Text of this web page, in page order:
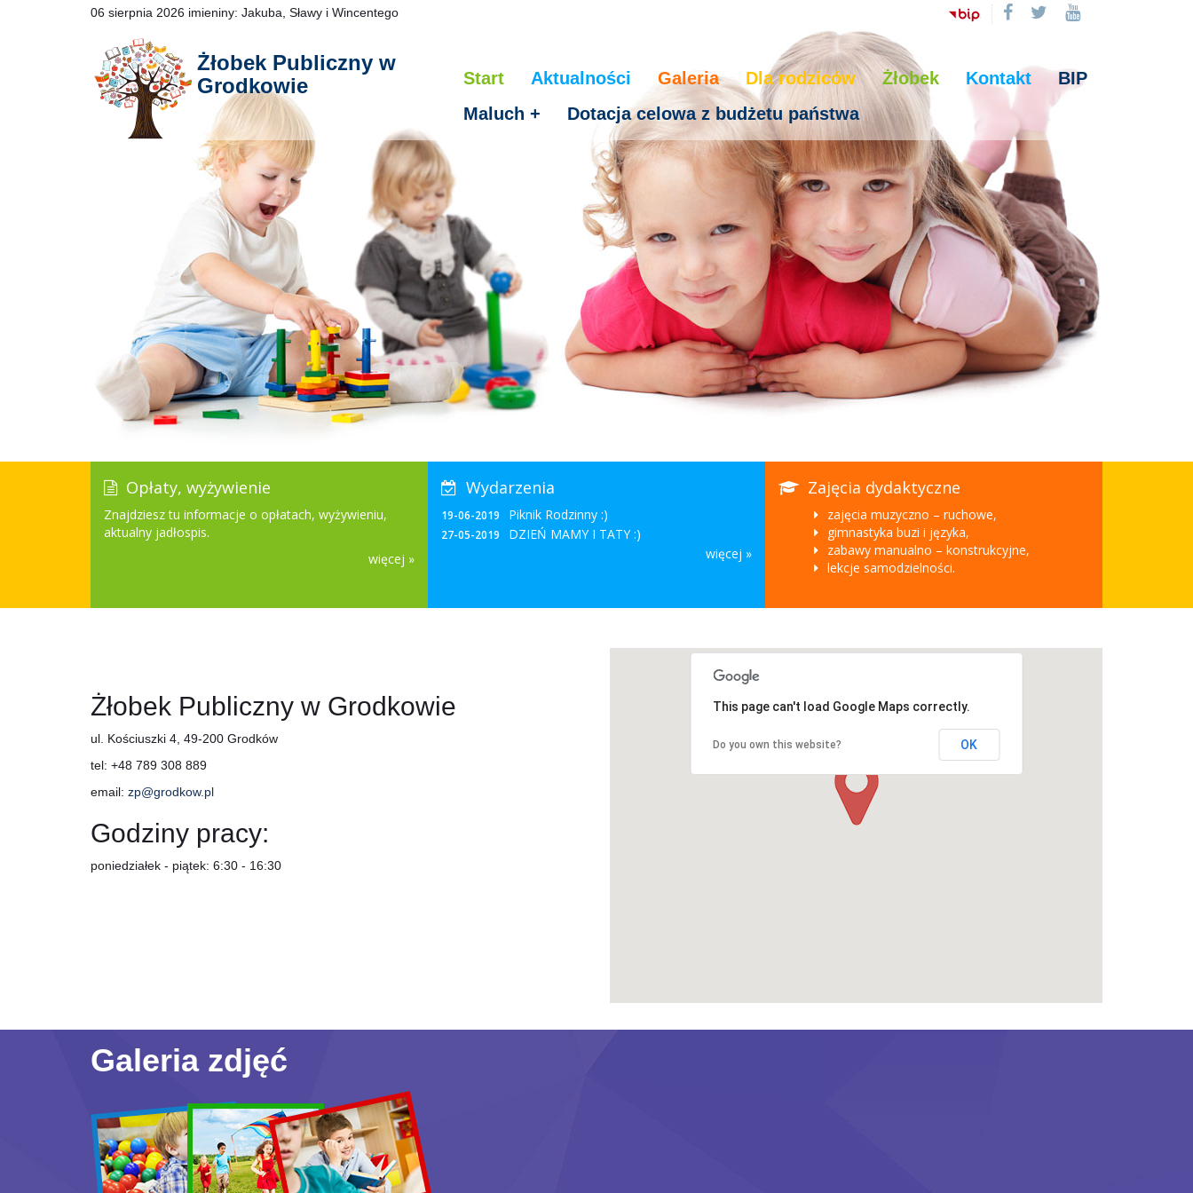
06 sierpnia 2026 imieniny: Jakuba, Sławy i Wincentego
Żłobek Publiczny w
Grodkowie
Start Aktualności Galeria Dla rodziców Żłobek Kontakt
BIP
Maluch +
Dotacja celowa z budżetu państwa
Opłaty, wyżywienie
Znajdziesz tu informacje o opłatach, wyżywieniu,
aktualny jadłospis.
więcej »
Wydarzenia
19-06-2019 Piknik Rodzinny :)
27-05-2019
DZIEŃ MAMY I TATY :)
więcej »
Zajęcia dydaktyczne
zajęcia muzyczno – ruchowe,
gimnastyka buzi i języka,
zabawy manualno – konstrukcyjne,
lekcje samodzielności.
Żłobek Publiczny w Grodkowie
ul. Kościuszki 4, 49-200 Grodków
tel: +48 789 308 889
email: zp@grodkow.pl
Godziny pracy:
poniedziałek - piątek: 6:30 - 16:30
This page can't load Google Maps correctly.
Do you own this website? OK
Galeria zdjęć